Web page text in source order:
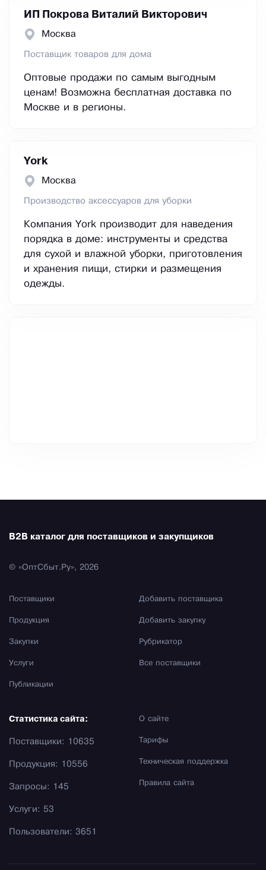
ИП Покрова Виталий Викторович
Москва
Поставщик товаров для дома
Оптовые продажи по самым выгодным
ценам! Возможна бесплатная доставка по
Москве и в регионы.
York
Москва
Производство аксессуаров для уборки
Компания York производит для наведения
порядка в доме: инструменты и средства
для сухой и влажной уборки, приготовления
и хранения пищи, стирки и размещения
одежды.
B2B каталог для поставщиков и закупщиков
© «ОптСбыт.Ру», 2026
Поставщики
Продукция
Закупки
Услуги
Публикации
Добавить поставщика
Добавить закупку
Рубрикатор
Все поставщики
О сайте
Тарифы
Техническая поддержка
Правила сайта
Статистика сайта:
Поставщики: 10635
Продукция: 10556
Запросы: 145
Услуги: 53
Пользователи: 3651